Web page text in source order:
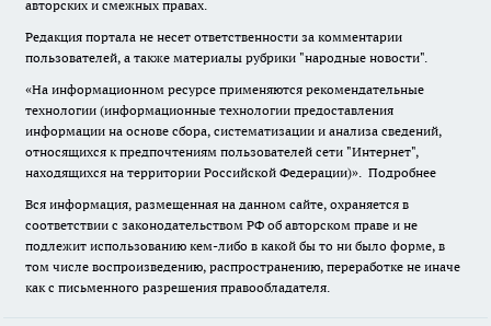
авторских и смежных правах.
Редакция портала не несет ответственности за комментарии
пользователей, а также материалы рубрики "народные новости".
«На информационном ресурсе применяются рекомендательные
технологии (информационные технологии предоставления
информации на основе сбора, систематизации и анализа сведений,
относящихся к предпочтениям пользователей сети "Интернет",
находящихся на территории Российской Федерации)». Подробнее
Вся информация, размещенная на данном сайте, охраняется в
соответствии с законодательством РФ об авторском праве и не
подлежит использованию кем-либо в какой бы то ни было форме, в
том числе воспроизведению, распространению, переработке не иначе
как с письменного разрешения правообладателя.